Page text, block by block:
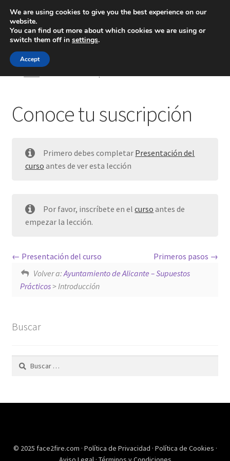
Inicio
Ingeniería
Conoce tu suscripción
Primero debes completar Presentación del
curso antes de ver esta lección
Por favor, inscríbete en elcurso antes de
empezar la lección.
Presentación del curso
Primeros pasos
Volver a: Ayuntamiento de Alicante – Supuestos
Prácticos> Introducción
Buscar
Buscar:
© 2025 face2fire.com · Política de Privacidad · Política de Cookies ·
We are using cookies to give you the best experience on our
website.
You can find out more about which cookies we are using or
switch them off in settings.
Accept